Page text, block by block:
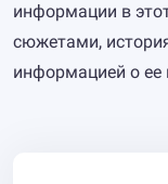
информации в
сюжетами,
информацией о ее